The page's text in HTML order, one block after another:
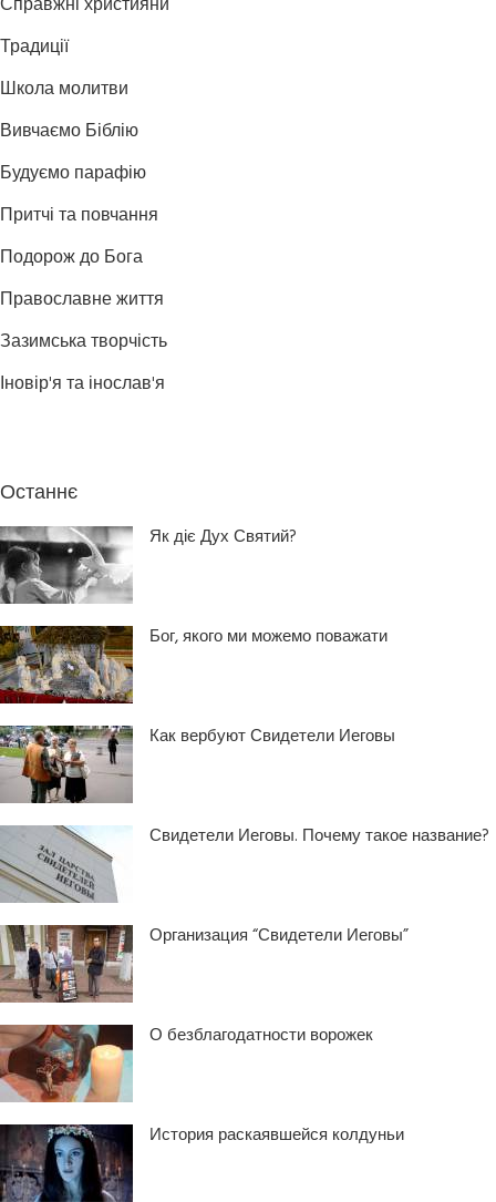
Традиції
Школа молитви
Вивчаємо Біблію
Будуємо парафію
Притчі та повчання
Подорож до Бога
Православне життя
Зазимська творчість
Іновір'я та інослав'я
Останнє
Як діє Дух Святий?
Бог, якого ми можемо поважати
Как вербуют Свидетели Иеговы
Свидетели Иеговы. Почему такое название?
Организация “Свидетели Иеговы”
О безблагодатности ворожек
История раскаявшейся колдуньи